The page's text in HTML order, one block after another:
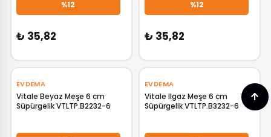
%12
₺ 35,82
%12
₺ 35,82
EVDEMA
Vitale Beyaz Meşe 6 cm
Süpürgelik VTLTP.B2232-6
EVDEMA
Vitale Ilgaz Meşe 6 cm
Süpürgelik VTLTP.B3232-6